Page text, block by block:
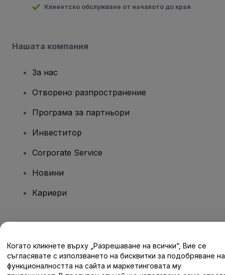
Клиентско обслужване от началото до края
Нашата компания
За нас
Отворено разпространение
Програма за партньори
Инвеститор
Corporate Service
Новини
Кариери
Помощен център / Свържете се с нас
Когато кликнете върху „Разрешаване на всички“, Вие се
съгласявате с използването на бисквитки за подобряване на
функционалността на сайта и маркетинговата му